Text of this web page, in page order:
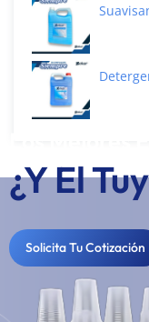
¿Y El
Solicita Tu Cotización